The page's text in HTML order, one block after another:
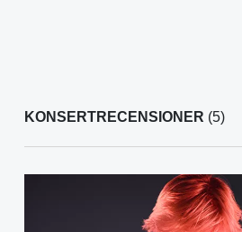
KONSERTRECENSIONER (5)